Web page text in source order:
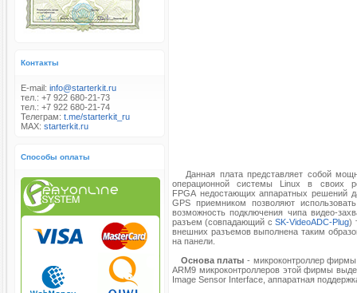
Контакты
E-mail: info@starterkit.ru
тел.: +7 922 680-21-73
тел.: +7 922 680-21-74
Телеграм: t.me/starterkit_ru
MAX: starterkit.ru
Способы оплаты
Данная плата представляет собой
операционной системы Linux в своих
FPGA недостающих аппаратных решений
GPS приемником позволяют
возможность подключения чипа видео-
разъем (совпадающий сSK-VideoADC-Plug)
внешних разъемов выполнена таким
на панели.
Основа платы - микроконтроллер фирмы
ARM9 микроконтроллеров этой фирмы
Image Sensor Interface, аппаратная